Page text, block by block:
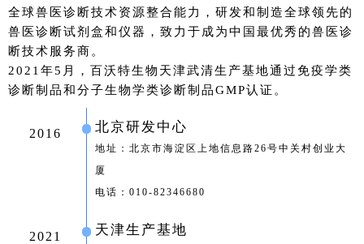
全球兽医诊断技术资源整合能力，研发和制造全球领先的
兽医诊断试剂盒和仪器，致力于成为中国最优秀的兽医诊
断技术服务商。
2021年5月，百沃特生物天津武清生产基地通过免疫学类
诊断制品和分子生物学类诊断制品GMP认证。
2016 北京研发中心
地址：北京市海淀区上地信息路26号中关村创业大
厦
电话：010-82346680
2021 天津生产基地